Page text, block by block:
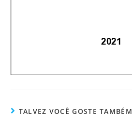
TALVEZ VOCÊ GOSTE TAMBÉM